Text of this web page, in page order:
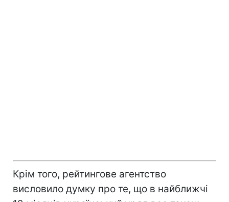
Крім того, рейтингове агентство
висловило думку про те, що в найближчі